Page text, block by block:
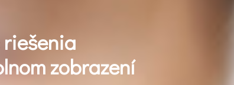
zobrazení